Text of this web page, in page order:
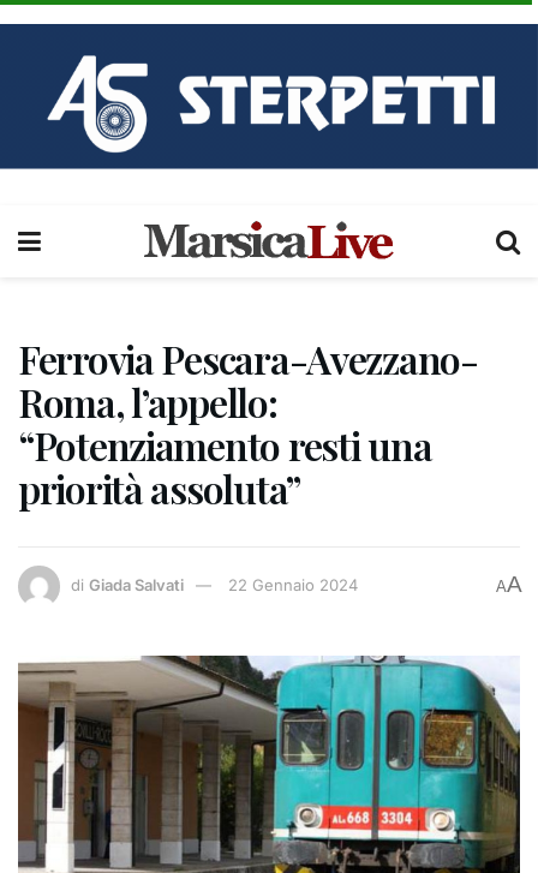
Ferrovia Pescara-Avezzano-
Roma, l’appello:
“Potenziamento resti una
priorità assoluta”
di Giada Salvati 22 Gennaio 2024 AA